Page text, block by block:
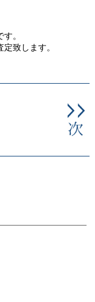
。
致します。